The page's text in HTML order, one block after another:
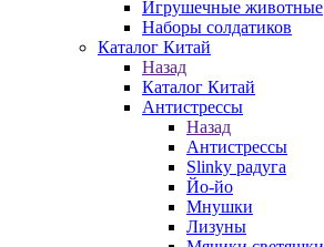
Игрушечные животные
Наборы солдатиков
Каталог Китай
Назад
Каталог Китай
Антистрессы
Назад
Антистрессы
Slinky радуга
Йо-йо
Мнушки
Лизуны